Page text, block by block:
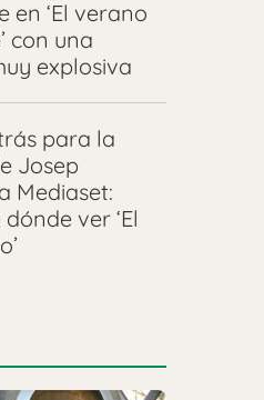
en ‘El verano
con una
explosiva
para la
Josep
Mediaset:
ver ‘El